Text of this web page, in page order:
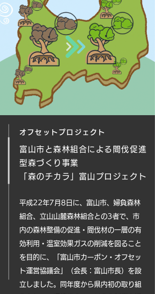
オフセットプロジェクト
富山市と森林組合による間伐促進
型森づくり事業
「森のチカラ」富山プロジェクト
平成22年7月8日に、富山市、婦負森林
組合、立山山麓森林組合との3者で、市
内の森林整備の促進・間伐材の一層の有
効利用・温室効果ガスの削減を図ること
を目的に、「富山市カーボン・オフセッ
ト運営協議会」（会長：富山市長）を設
立しました。同年度から県内初の取り組